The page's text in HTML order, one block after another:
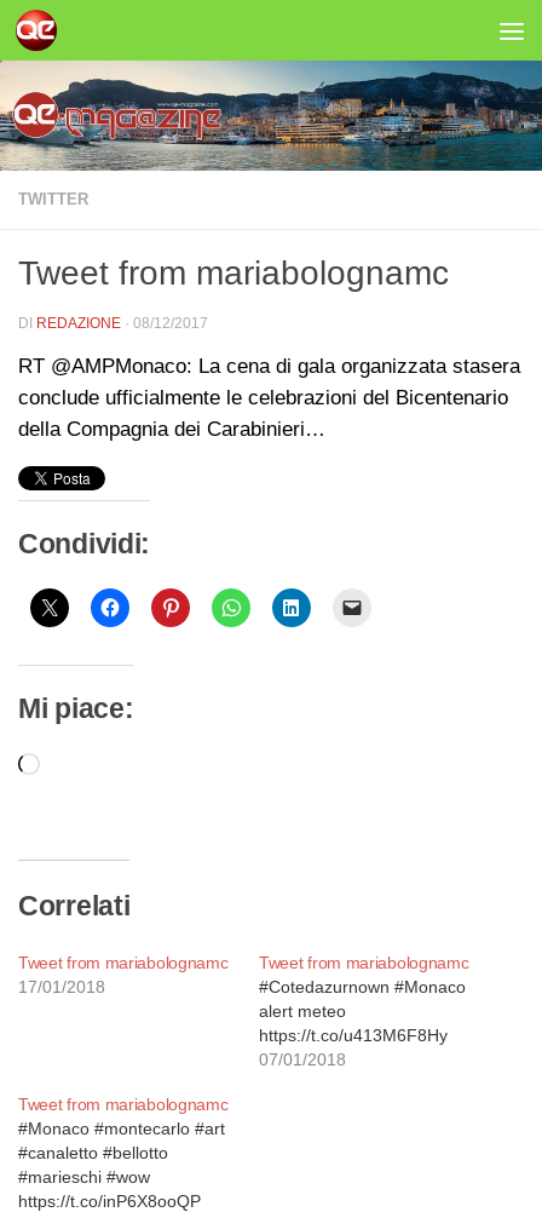
Salta al contenuto
TWITTER
Tweet from mariabolognamc
DI REDAZIONE · 08/12/2017
RT @AMPMonaco: La cena di gala organizzata stasera
conclude ufficialmente le celebrazioni del Bicentenario
della Compagnia dei Carabinieri…
Condividi:
Mi piace:
Caricamento
Correlati
Tweet from mariabolognamc
17/01/2018
Tweet from mariabolognamc
#Cotedazurnown #Monaco
alert meteo
https://t.co/u413M6F8Hy
07/01/2018
Tweet from mariabolognamc
#Monaco #montecarlo #art
#canaletto #bellotto
#marieschi #wow
https://t.co/inP6X8ooQP